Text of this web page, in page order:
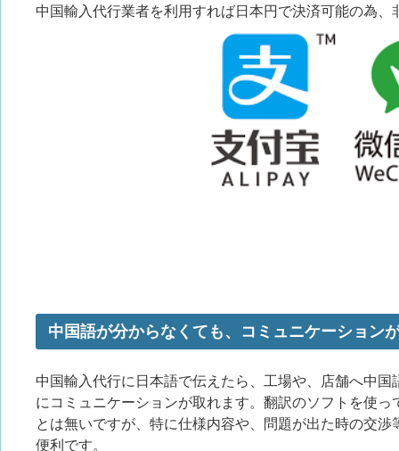
中国輸入代行業者を利用すれば日本円で決済可能の為、
中国語が分からなくても、コミュニケーション
中国輸入代行に日本語で伝えたら、工場や、店舗へ中
にコミュニケーションが取れます。翻訳のソフトを使
とは無いですが、特に仕様内容や、問題が出た時の交
便利です。